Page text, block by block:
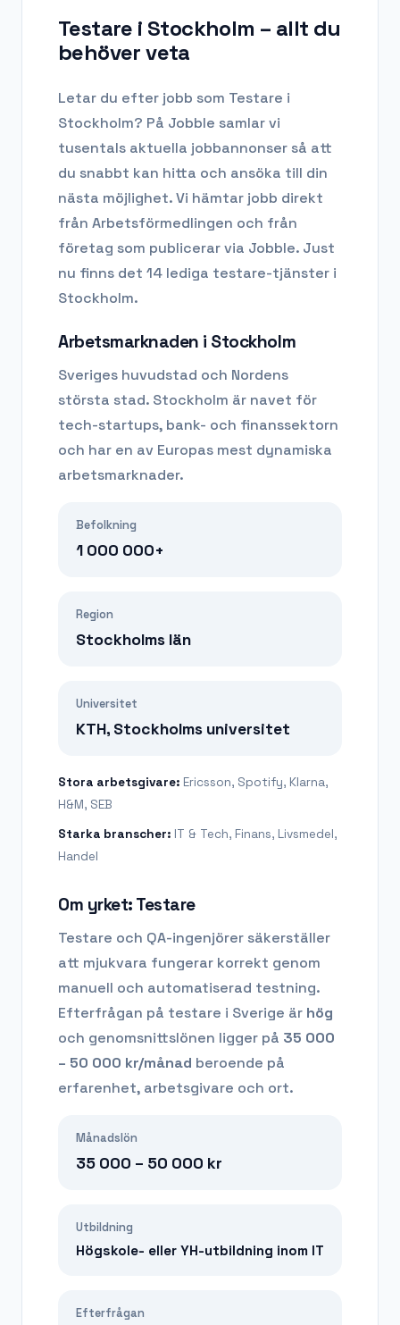
Testare i Stockholm – allt du
behöver veta
Letar du efter jobb som Testare i
Stockholm? På Jobble samlar vi
tusentals aktuella jobbannonser så att
du snabbt kan hitta och ansöka till din
nästa möjlighet. Vi hämtar jobb direkt
från Arbetsförmedlingen och från
företag som publicerar via Jobble. Just
nu finns det 14 lediga testare-tjänster i
Stockholm.
Arbetsmarknaden i Stockholm
Sveriges huvudstad och Nordens
största stad. Stockholm är navet för
tech-startups, bank- och finanssektorn
och har en av Europas mest dynamiska
arbetsmarknader.
Befolkning
1 000 000+
Region
Stockholms län
Universitet
KTH, Stockholms universitet
Stora arbetsgivare: Ericsson, Spotify, Klarna,
H&M, SEB
Starka branscher: IT & Tech, Finans, Livsmedel,
Handel
Om yrket: Testare
Testare och QA-ingenjörer säkerställer
att mjukvara fungerar korrekt genom
manuell och automatiserad testning.
Efterfrågan på testare i Sverige är hög
och genomsnittslönen ligger på 35 000
– 50 000 kr/månad beroende på
erfarenhet, arbetsgivare och ort.
Månadslön
35 000 – 50 000 kr
Utbildning
Högskole- eller YH-utbildning inom IT
Efterfrågan